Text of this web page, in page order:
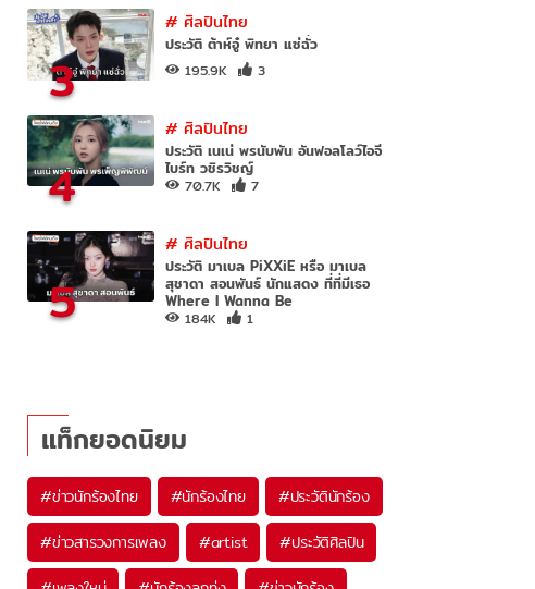
3
# ศิลปินไทย
ประวัติ ต้าห์อู๋ พิทยา แซ่ฉั่ว
195.9K 3
4
# ศิลปินไทย
ประวัติ เนเน่ พรนับพัน อันฟอลโลว์ไอจี
ไบร์ท วชิรวิชญ์
70.7K 7
5
# ศิลปินไทย
ประวัติ มาเบล PiXXiE หรือ มาเบล
สุชาดา สอนพันธ์ นักแสดง ที่ที่มีเธอ
Where I Wanna Be
184K 1
แท็กยอดนิยม
#ข่าวนักร้องไทย #นักร้องไทย #ประวัตินักร้อง
#ข่าวสารวงการเพลง #artist #ประวัติศิลปิน